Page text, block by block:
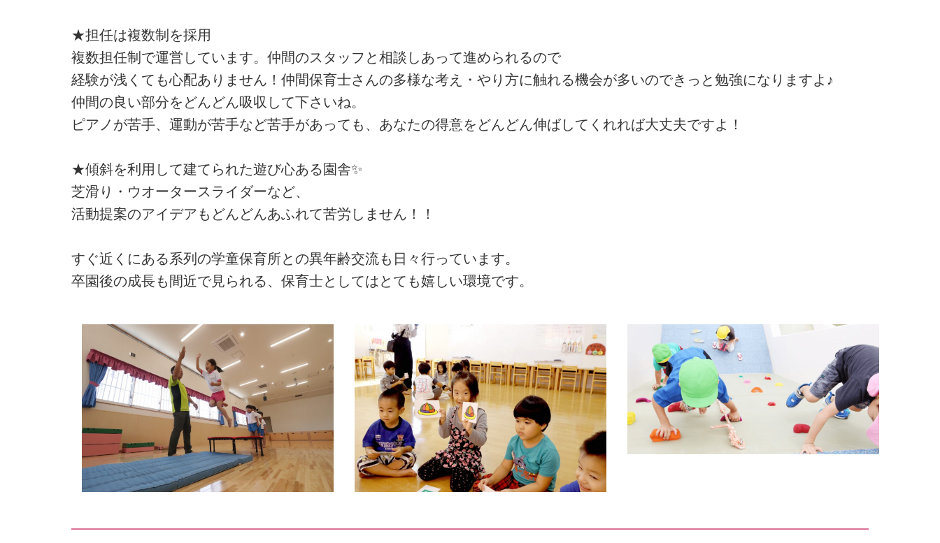
★担任は複数制を採用
複数担任制で運営しています。仲間のスタッフと相談しあって進められるので
経験が浅くても心配ありません！仲間保育士さんの多様な考え・やり方に触れる機会が多いのできっと勉強になりますよ♪
仲間の良い部分をどんどん吸収して下さいね。
ピアノが苦手、運動が苦手など苦手があっても、あなたの得意をどんどん伸ばしてくれれば大丈夫ですよ！
★傾斜を利用して建てられた遊び心ある園舎✨
芝滑り・ウオータースライダーなど、
活動提案のアイデアもどんどんあふれて苦労しません！！
すぐ近くにある系列の学童保育所との異年齢交流も日々行っています。
卒園後の成長も間近で見られる、保育士としてはとても嬉しい環境です。